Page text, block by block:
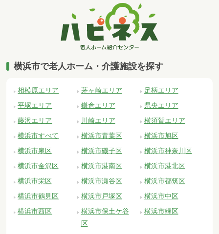
横浜市で老人ホーム・介護施設を探す
相模原エリア 茅ヶ崎エリア
足柄エリア
平塚エリア
鎌倉エリア
県央エリア
藤沢エリア
川崎エリア
横須賀エリア
横浜市すべて
横浜市青葉区
横浜市旭区
横浜市泉区
横浜市磯子区
横浜市神奈川区
横浜市金沢区
横浜市港南区
横浜市港北区
横浜市栄区
横浜市瀬谷区
横浜市都筑区
横浜市鶴見区
横浜市戸塚区
横浜市中区
横浜市西区
横浜市保土ケ谷
区
横浜市緑区